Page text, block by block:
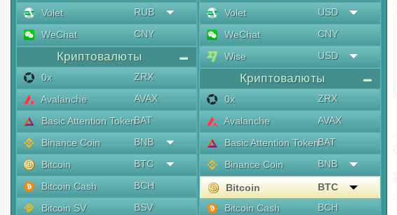
Volet
RUB
WeChat
CNY
Криптовалюты
0x
ZRX
Avalanche
AVAX
Basic Attention TokenBAT
Binance Coin
BNB
Bitcoin
BTC
Bitcoin Cash
BCH
Bitcoin SV
BSV
Volet
USD
WeChat
CNY
Wise
USD
Криптовалюты
0x
ZRX
Avalanche
AVAX
Basic Attention TokenBAT
Binance Coin
BNB
Bitcoin
BTC
Bitcoin Cash
BCH